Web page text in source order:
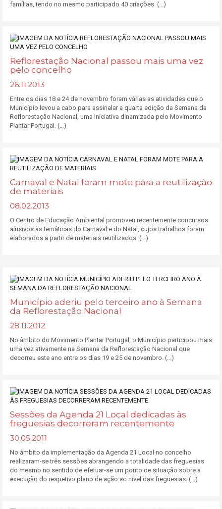
famílias, tendo no mesmo participado 40 criações. (...)
Reflorestação Nacional passou mais uma vez
pelo concelho
26.11.2013
Entre os dias 18 e 24 de novembro foram várias as atividades que o
Município levou a cabo para assinalar a quarta edição da Semana da
Reflorestação Nacional, uma iniciativa dinamizada pelo Movimento
Plantar Portugal. (...)
Carnaval e Natal foram mote para a reutilização
de materiais
08.02.2013
O Centro de Educação Ambiental promoveu recentemente concursos
alusivos às temáticas do Carnaval e do Natal, cujos trabalhos foram
elaborados a partir de materiais reutilizados. (...)
Município aderiu pelo terceiro ano à Semana
da Reflorestação Nacional
28.11.2012
No âmbito do Movimento Plantar Portugal, o Município participou mais
uma vez ativamente na Semana da Reflorestação Nacional que
decorreu este ano entre os dias 19 e 25 de novembro. (...)
Sessões da Agenda 21 Local dedicadas às
freguesias decorreram recentemente
30.05.2011
No âmbito da implementação da Agenda 21 Local no concelho
realizaram-se três sessões abrangendo a totalidade das freguesias
do mesmo no sentido de efetuar-se um ponto de situação sobre a
execução do respetivo plano de ação ao nível das freguesias. (...)